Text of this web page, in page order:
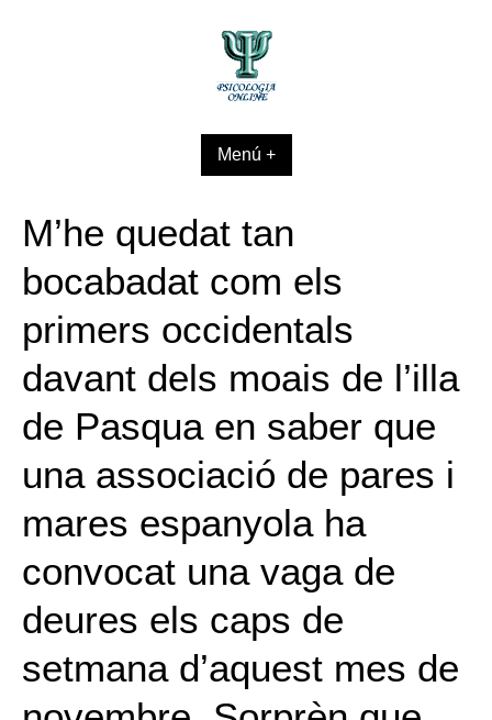
Menú +
M’he quedat tan
bocabadat com els
primers occidentals
davant dels moais de l’illa
de Pasqua en saber que
una associació de pares i
mares espanyola ha
convocat una vaga de
deures els caps de
setmana d’aquest mes de